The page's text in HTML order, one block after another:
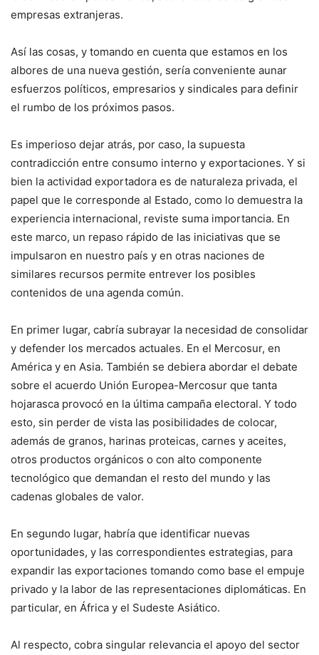
empresas extranjeras.
Así las cosas, y tomando en cuenta que estamos en los
albores de una nueva gestión, sería conveniente aunar
esfuerzos políticos, empresarios y sindicales para definir
el rumbo de los próximos pasos.
Es imperioso dejar atrás, por caso, la supuesta
contradicción entre consumo interno y exportaciones. Y si
bien la actividad exportadora es de naturaleza privada, el
papel que le corresponde al Estado, como lo demuestra la
experiencia internacional, reviste suma importancia. En
este marco, un repaso rápido de las iniciativas que se
impulsaron en nuestro país y en otras naciones de
similares recursos permite entrever los posibles
contenidos de una agenda común.
En primer lugar, cabría subrayar la necesidad de consolidar
y defender los mercados actuales. En el Mercosur, en
América y en Asia. También se debiera abordar el debate
sobre el acuerdo Unión Europea-Mercosur que tanta
hojarasca provocó en la última campaña electoral. Y todo
esto, sin perder de vista las posibilidades de colocar,
además de granos, harinas proteicas, carnes y aceites,
otros productos orgánicos o con alto componente
tecnológico que demandan el resto del mundo y las
cadenas globales de valor.
En segundo lugar, habría que identificar nuevas
oportunidades, y las correspondientes estrategias, para
expandir las exportaciones tomando como base el empuje
privado y la labor de las representaciones diplomáticas. En
particular, en África y el Sudeste Asiático.
Al respecto, cobra singular relevancia el apoyo del sector